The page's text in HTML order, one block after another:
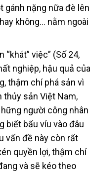
gánh nặng nữa đè lên
không… nằm ngoài
việc” (Số 24,
nghiệp, hậu quả của
thậm chí phá sản vì
thủy sản Việt Nam,
người công nhân
biết bấu víu vào đâu
vấn đề này còn rất
quyền lợi, thậm chí
và sẽ kéo theo